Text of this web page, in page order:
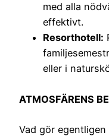
med alla
effektivt.
Resorthotell:
eller i
ATMOSFÄRENS
Vad gör